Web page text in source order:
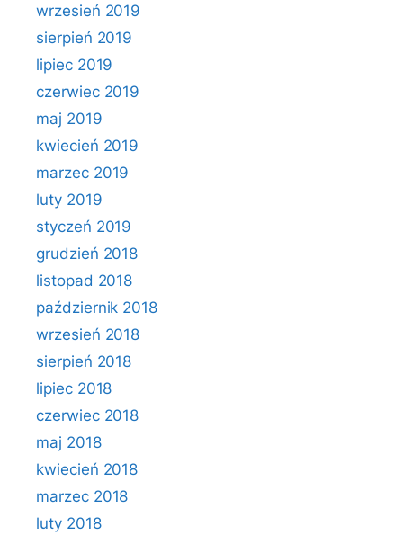
wrzesień 2019
sierpień 2019
lipiec 2019
czerwiec 2019
maj 2019
kwiecień 2019
marzec 2019
luty 2019
styczeń 2019
grudzień 2018
listopad 2018
październik 2018
wrzesień 2018
sierpień 2018
lipiec 2018
czerwiec 2018
maj 2018
kwiecień 2018
marzec 2018
luty 2018